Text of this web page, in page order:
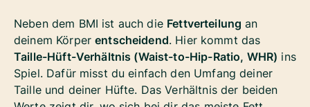
Neben dem BMI ist auch die Fettverteilung an
deinem Körperentscheidend. Hier kommt das
Taille-Hüft-Verhältnis (Waist-to-Hip-Ratio, WHR) ins
Spiel. Dafür misst du einfach den Umfang deiner
Taille und deiner Hüfte. Das Verhältnis der beiden